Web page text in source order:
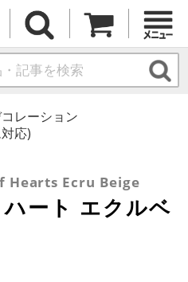
レーション
応)
Hearts Ecru Beige
ート エクルベ